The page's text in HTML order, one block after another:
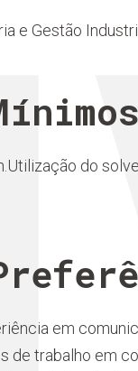
e Gestão
do
em
de trabalho em